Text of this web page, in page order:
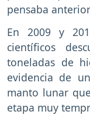
pensaba
En 2009 y
científicos
toneladas de
evidencia de
manto lunar
etapa muy